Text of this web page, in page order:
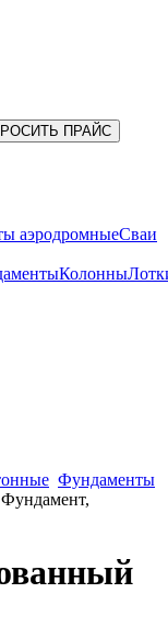
ПРАЙС
аэродромныеСваи
Колонны
Фундаменты
Фундамент,